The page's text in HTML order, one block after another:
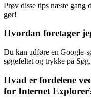
Prøv disse tips næste gang
gør!
Hvordan foretager
Du kan udføre en Google-
søgefeltet og trykke på Søg.
Hvad er fordelene
for Internet